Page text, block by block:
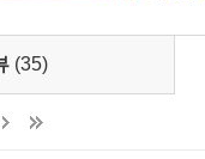
처질지 모른다는 불안
한 투자의 불확실성
(35)